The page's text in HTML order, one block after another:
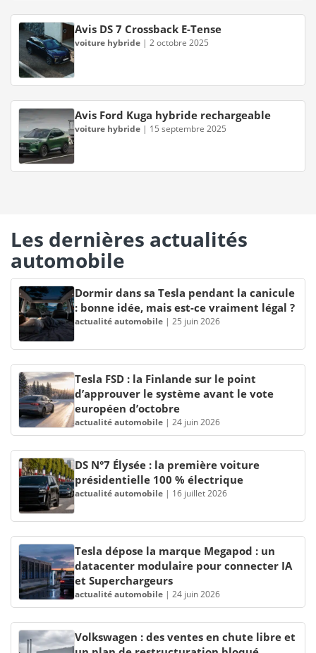
Avis DS 7 Crossback E-Tense
voiture hybride | 2 octobre 2025
Avis Ford Kuga hybride rechargeable
voiture hybride | 15 septembre 2025
Les dernières actualités
automobile
Dormir dans sa Tesla pendant la canicule
: bonne idée, mais est-ce vraiment légal ?
actualité automobile | 25 juin 2026
Tesla FSD : la Finlande sur le point
d’approuver le système avant le vote
européen d’octobre
actualité automobile | 24 juin 2026
DS N°7 Élysée : la première voiture
présidentielle 100 % électrique
actualité automobile | 16 juillet 2026
Tesla dépose la marque Megapod : un
datacenter modulaire pour connecter IA
et Superchargeurs
actualité automobile | 24 juin 2026
Volkswagen : des ventes en chute libre et